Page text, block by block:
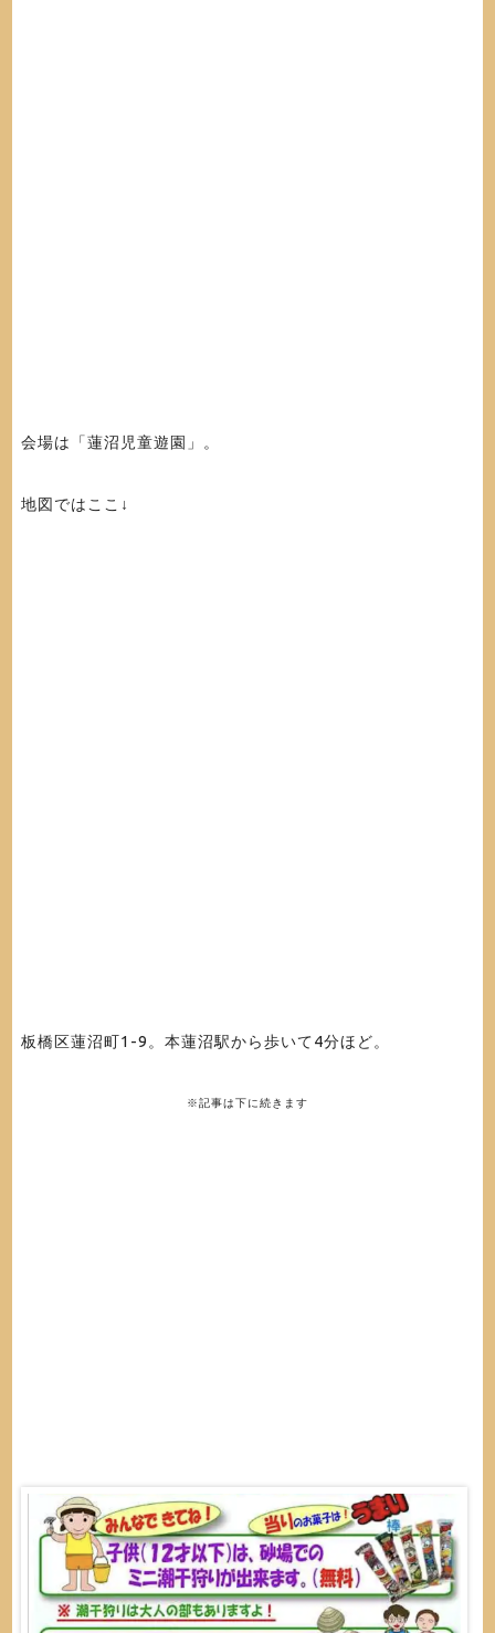
会場は「蓮沼児童遊園」。
地図ではここ↓
板橋区蓮沼町1-9。本蓮沼駅から歩いて4分ほど。
※記事は下に続きます